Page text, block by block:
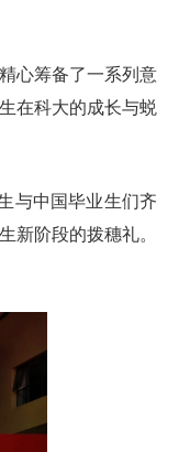
心筹备了一系列意
在科大的成长与蜕
与中国毕业生们齐
新阶段的拨穗礼。